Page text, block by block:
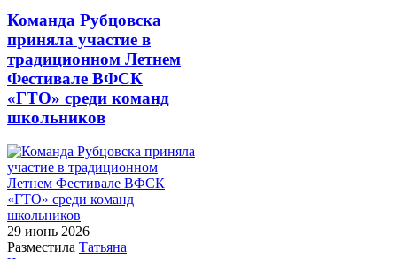
Команда Рубцовска
приняла участие в
традиционном Летнем
Фестивале ВФСК
«ГТО» среди команд
школьников
29 июнь 2026
Разместила Татьяна